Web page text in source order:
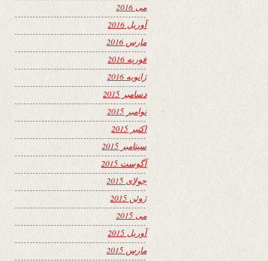
می 2016
آوریل 2016
مارس 2016
فوریه 2016
ژانویه 2016
دسامبر 2015
نوامبر 2015
اکتبر 2015
سپتامبر 2015
آگوست 2015
جولای 2015
ژوئن 2015
می 2015
آوریل 2015
مارس 2015